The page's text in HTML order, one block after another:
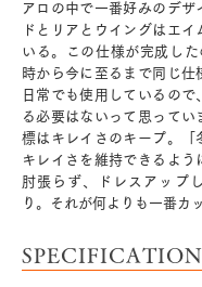
アロの中で一番好みのデザ
ドとリアとウイングはエイ
いる。この仕様が完成し
時から今に至るまで同じ仕
日常でも使用しているので
る必要はないって思ってい
標はキレイさのキープ。「
キレイさを維持できるよう
肘張らず、ドレスアップ
り。それが何よりも一番カ
SPECIFICATION